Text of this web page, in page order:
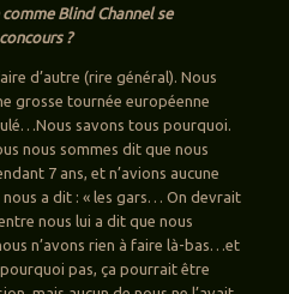
Blind Channel se
?
d’autre (rire général). Nous
grosse tournée européenne
savons tous pourquoi.
nous sommes dit que nous
7 ans, et n’avions aucune
a dit : « les gars… On devrait
nous lui a dit que nous
n’avons rien à faire là-bas…et
pas, ça pourrait être